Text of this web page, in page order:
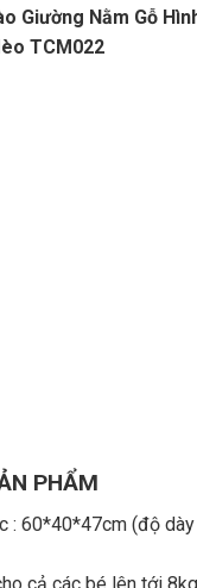
Giường Nằm Gỗ
TCM022
PHẨM
: 60*40*47cm (độ
cả các bé lên tới 8kg